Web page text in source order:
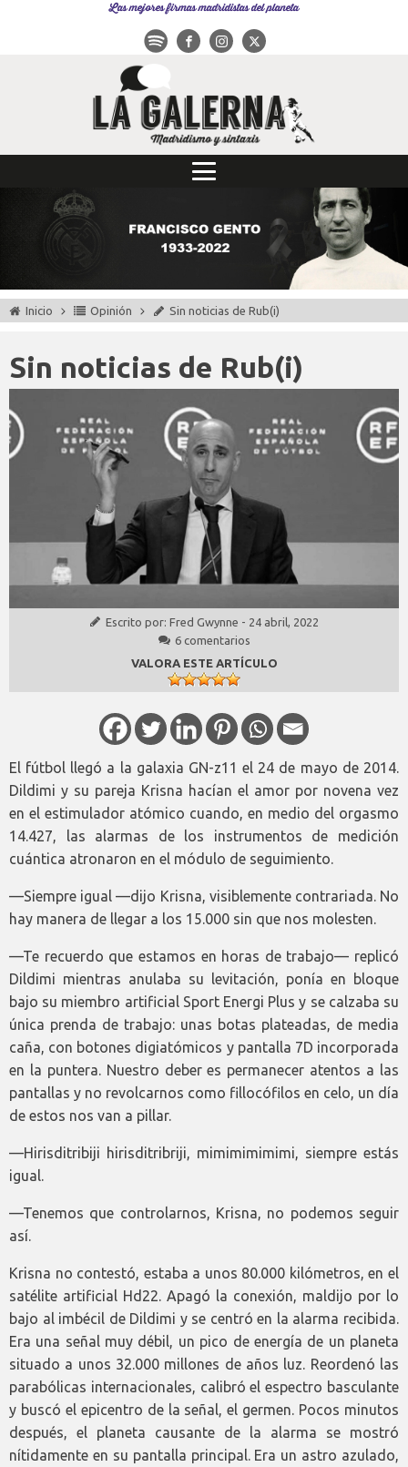
Las mejores firmas madridistas del planeta
Inicio Opinión Sin noticias de Rub(i)
Sin noticias de Rub(i)
Escrito por: Fred Gwynne - 24 abril, 2022
6 comentarios
VALORA ESTE ARTÍCULO
El fútbol llegó a la galaxia GN-z11 el 24 de mayo de 2014.
Dildimi y su pareja Krisna hacían el amor por novena vez
en el estimulador atómico cuando, en medio del orgasmo
14.427, las alarmas de los instrumentos de medición
cuántica atronaron en el módulo de seguimiento.
—Siempre igual —dijo Krisna, visiblemente contrariada. No
hay manera de llegar a los 15.000 sin que nos molesten.
—Te recuerdo que estamos en horas de trabajo— replicó
Dildimi mientras anulaba su levitación, ponía en bloque
bajo su miembro artificial Sport Energi Plus y se calzaba su
única prenda de trabajo: unas botas plateadas, de media
caña, con botones digiatómicos y pantalla 7D incorporada
en la puntera. Nuestro deber es permanecer atentos a las
pantallas y no revolcarnos como fillocófilos en celo, un día
de estos nos van a pillar.
—Hirisditribiji hirisditribriji, mimimimimimi, siempre estás
igual.
—Tenemos que controlarnos, Krisna, no podemos seguir
así.
Krisna no contestó, estaba a unos 80.000 kilómetros, en el
satélite artificial Hd22. Apagó la conexión, maldijo por lo
bajo al imbécil de Dildimi y se centró en la alarma recibida.
Era una señal muy débil, un pico de energía de un planeta
situado a unos 32.000 millones de años luz. Reordenó las
parabólicas internacionales, calibró el espectro basculante
y buscó el epicentro de la señal, el germen. Pocos minutos
después, el planeta causante de la alarma se mostró
nítidamente en su pantalla principal. Era un astro azulado,